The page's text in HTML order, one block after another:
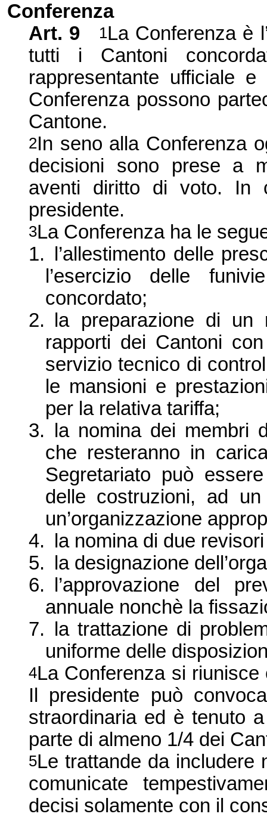
Conferenza
Art. 9
1La Conferenza è
tutti i Cantoni
rappresentante ufficiale
Conferenza possono
Cantone.
2In seno alla Conferenza
decisioni sono prese a
aventi diritto di voto. In
presidente.
3La Conferenza ha le
1.
l’allestimento delle
l’esercizio delle
concordato;
2.
la preparazione di un
rapporti dei Cantoni
servizio tecnico di
le mansioni e
per la relativa tariffa;
3.
la nomina dei membri
che resteranno in
Segretariato può
delle costruzioni, ad
un’organizzazione
4.
la nomina di due
5.
la designazione
6.
l’approvazione del
annuale nonchè la
7.
la trattazione di
uniforme delle
4La Conferenza si
Il presidente può
straordinaria ed è tenuto
parte di almeno 1/4 dei
5Le trattande da includere
comunicate
decisi solamente con il